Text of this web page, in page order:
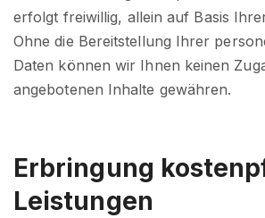
erfolgt freiwillig, allein auf Basis
Ohne die Bereitstellung Ihrer
Daten können wir Ihnen keinen
angebotenen Inhalte gewähren.
Erbringung
Leistungen